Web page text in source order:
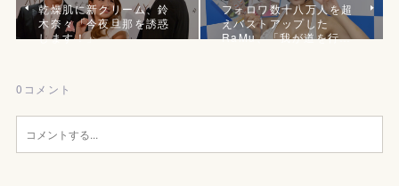
乾燥肌に新クリーム、鈴
木奈々「今夜旦那を誘惑
します！」
フォロワ数十八万人を超
えバストアップした
RaMu、「我が道を行…
0 コメント